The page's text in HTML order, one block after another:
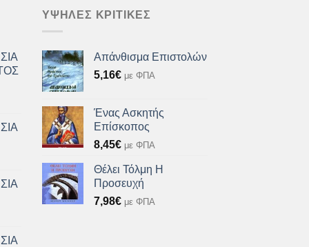
ΥΨΗΛΈΣ ΚΡΙΤΙΚΈΣ
Απάνθισμα Επιστολών
5,16€ με ΦΠΑ
Ένας Ασκητής
Επίσκοπος
8,45€ με ΦΠΑ
Θέλει Τόλμη Η
Προσευχή
7,98€ με ΦΠΑ